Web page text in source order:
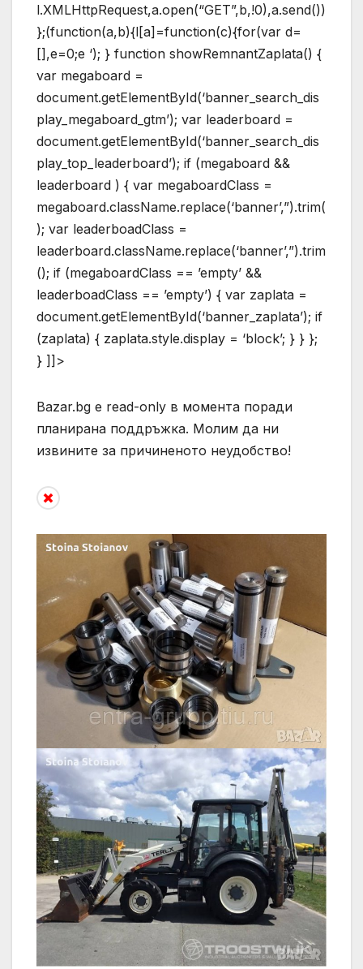
l.XMLHttpRequest,a.open(“GET”,b,!0),a.send())
};(function(a,b){l[a]=function(c){for(var d=
[],e=0;e ‘); } function showRemnantZaplata() {
var megaboard =
document.getElementById(‘banner_search_dis
play_megaboard_gtm’); var leaderboard =
document.getElementById(‘banner_search_dis
play_top_leaderboard’); if (megaboard &&
leaderboard ) { var megaboardClass =
megaboard.className.replace(‘banner’,”).trim(
); var leaderboadClass =
leaderboard.className.replace(‘banner’,”).trim
(); if (megaboardClass == ’empty’ &&
leaderboadClass == ’empty’) { var zaplata =
document.getElementById(‘banner_zaplata’); if
(zaplata) { zaplata.style.display = ‘block’; } } };
} ]]>
Bazar.bg e read-only в момента поради
планирана поддръжка. Молим да ни
извините за причиненото неудобство!